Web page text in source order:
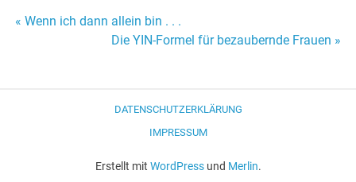
« Wenn ich dann allein bin . . .
Die YIN-Formel für bezaubernde Frauen »
DATENSCHUTZERKLÄRUNG
IMPRESSUM
Erstellt mit WordPressund Merlin.